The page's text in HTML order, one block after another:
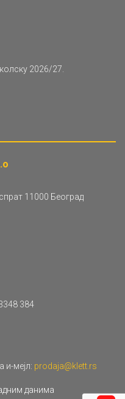
2026/27.
11000 Београд
384
и-мејл: prodaja@klett.rs
данима